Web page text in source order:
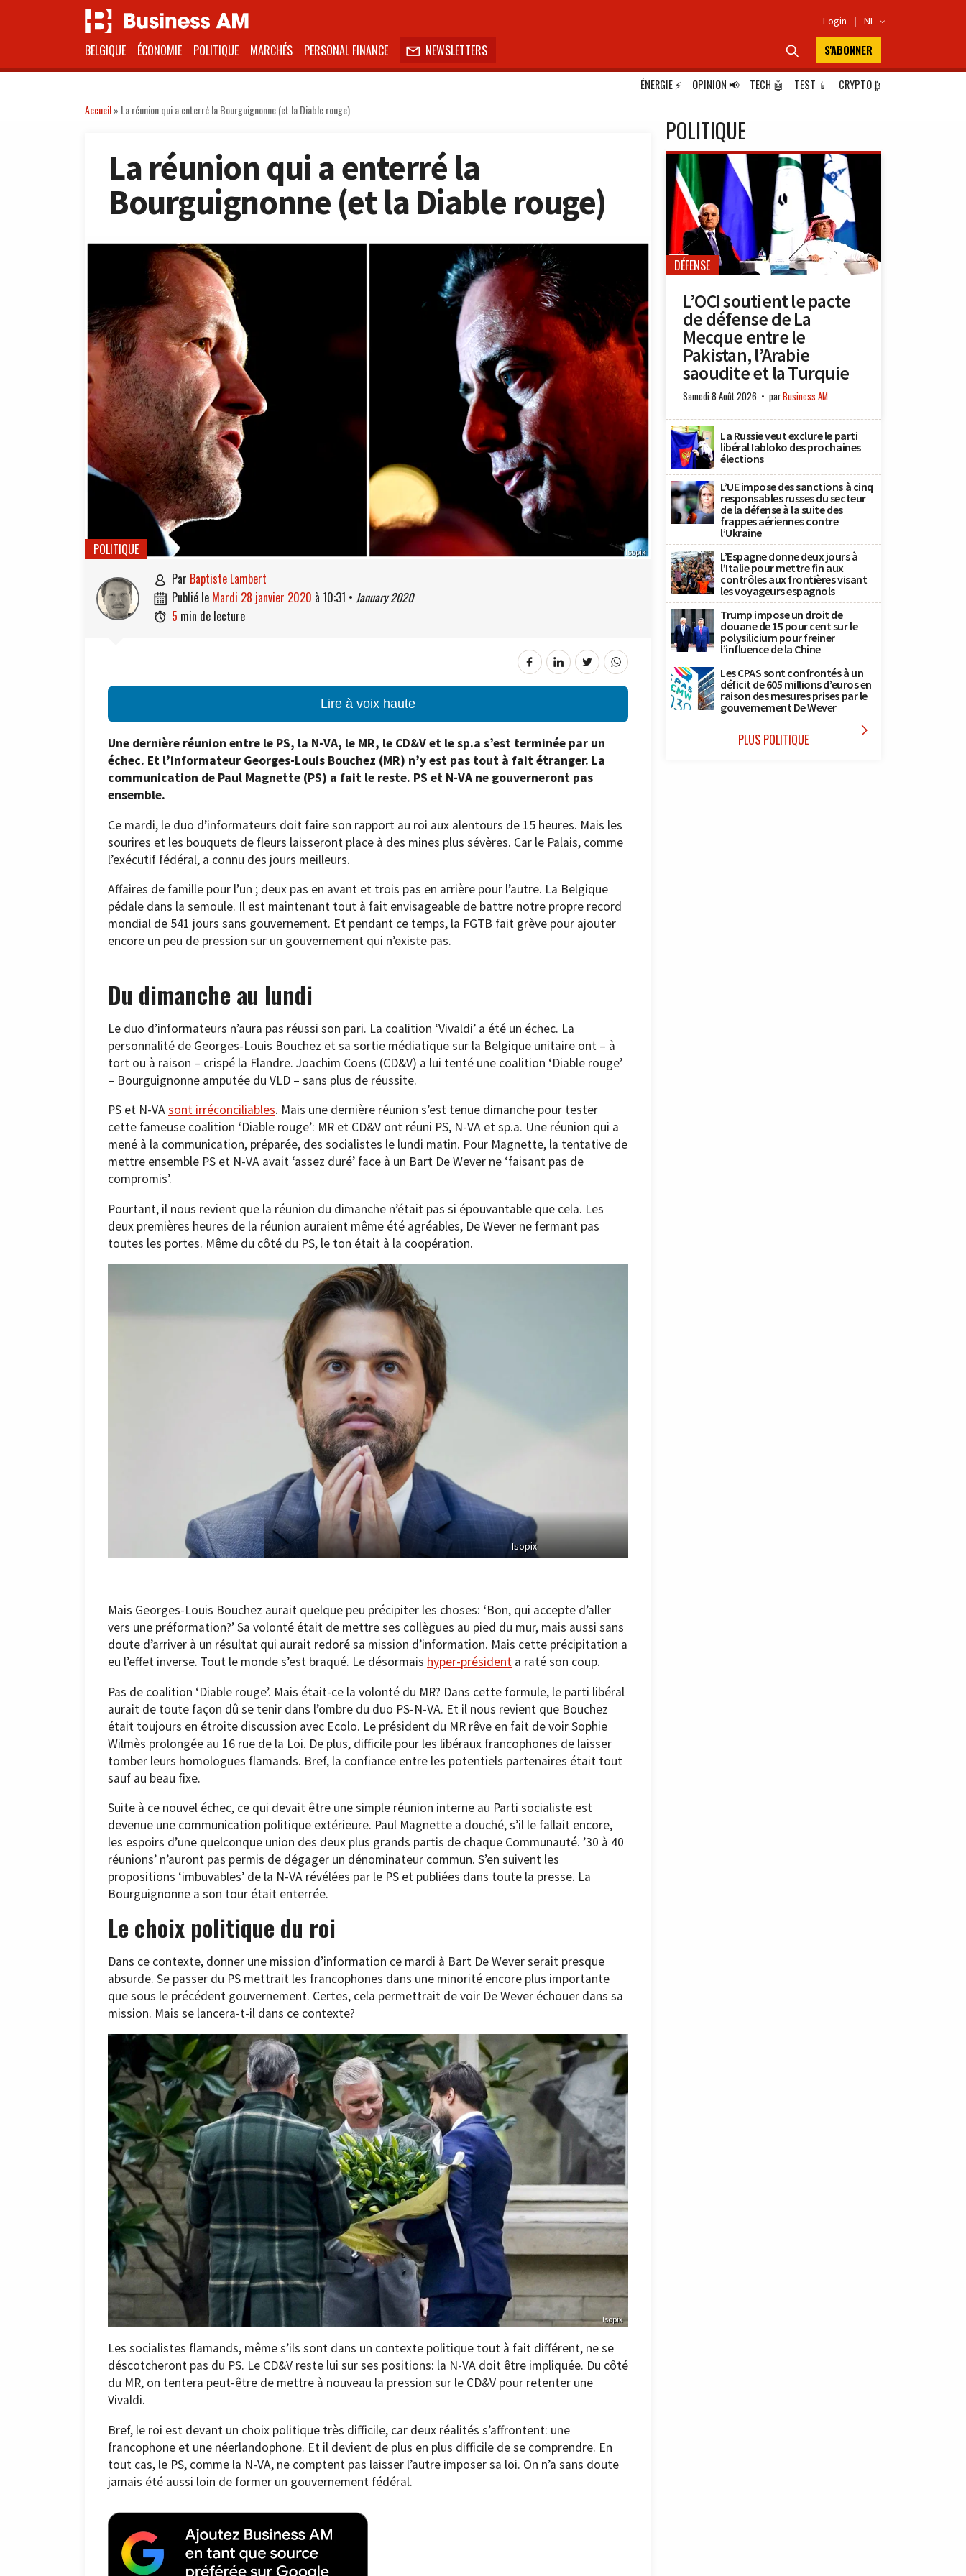
Login | NL 
BELGIQUE ÉCONOMIE POLITIQUE MARCHÉS PERSONAL FINANCE  NEWSLETTERS  S'ABONNER
ÉNERGIE⚡ OPINION📢 TECH 🤖 TEST 📱 CRYPTO₿
Accueil» La réunion qui a enterré la Bourguignonne (et la Diable rouge)
La réunion qui a enterré la
Bourguignonne (et la Diable rouge)
Isopix
POLITIQUE
 par Baptiste Lambert
 publié le mardi 28 janvier 2020 à 10:31 • January 2020
 5 min de lecture
Lire à voix haute
Une dernière réunion entre le PS, la N-VA, le MR, le CD&V et le sp.a s’est terminée par un
échec. Et l’informateur Georges-Louis Bouchez (MR) n’y est pas tout à fait étranger. La
communication de Paul Magnette (PS) a fait le reste. PS et N-VA ne gouverneront pas
ensemble.
Ce mardi, le duo d’informateurs doit faire son rapport au roi aux alentours de 15 heures. Mais les
sourires et les bouquets de fleurs laisseront place à des mines plus sévères. Car le Palais, comme
l’exécutif fédéral, a connu des jours meilleurs.
Affaires de famille pour l’un ; deux pas en avant et trois pas en arrière pour l’autre. La Belgique
pédale dans la semoule. Il est maintenant tout à fait envisageable de battre notre propre record
mondial de 541 jours sans gouvernement. Et pendant ce temps, la FGTB fait grève pour ajouter
encore un peu de pression sur un gouvernement qui n’existe pas.
Du dimanche au lundi
Le duo d’informateurs n’aura pas réussi son pari. La coalition ‘Vivaldi’ a été un échec. La
personnalité de Georges-Louis Bouchez et sa sortie médiatique sur la Belgique unitaire ont – à
tort ou à raison – crispé la Flandre. Joachim Coens (CD&V) a lui tenté une coalition ‘Diable rouge’
– Bourguignonne amputée du VLD – sans plus de réussite.
PS et N-VAsont irréconciliables. Mais une dernière réunion s’est tenue dimanche pour tester
cette fameuse coalition ‘Diable rouge’: MR et CD&V ont réuni PS, N-VA et sp.a. Une réunion qui a
mené à la communication, préparée, des socialistes le lundi matin. Pour Magnette, la tentative de
mettre ensemble PS et N-VA avait ‘assez duré’ face à un Bart De Wever ne ‘faisant pas de
compromis’.
Pourtant, il nous revient que la réunion du dimanche n’était pas si épouvantable que cela. Les
deux premières heures de la réunion auraient même été agréables, De Wever ne fermant pas
toutes les portes. Même du côté du PS, le ton était à la coopération.
Isopix
Mais Georges-Louis Bouchez aurait quelque peu précipiter les choses: ‘Bon, qui accepte d’aller
vers une préformation?’ Sa volonté était de mettre ses collègues au pied du mur, mais aussi sans
doute d’arriver à un résultat qui aurait redoré sa mission d’information. Mais cette précipitation a
eu l’effet inverse. Tout le monde s’est braqué. Le désormais hyper-président a raté son coup.
Pas de coalition ‘Diable rouge’. Mais était-ce la volonté du MR? Dans cette formule, le parti libéral
aurait de toute façon dû se tenir dans l’ombre du duo PS-N-VA. Et il nous revient que Bouchez
était toujours en étroite discussion avec Ecolo. Le président du MR rêve en fait de voir Sophie
Wilmès prolongée au 16 rue de la Loi. De plus, difficile pour les libéraux francophones de laisser
tomber leurs homologues flamands. Bref, la confiance entre les potentiels partenaires était tout
sauf au beau fixe.
Suite à ce nouvel échec, ce qui devait être une simple réunion interne au Parti socialiste est
devenue une communication politique extérieure. Paul Magnette a douché, s’il le fallait encore,
les espoirs d’une quelconque union des deux plus grands partis de chaque Communauté. ’30 à 40
réunions’ n’auront pas permis de dégager un dénominateur commun. S’en suivent les
propositions ‘imbuvables’ de la N-VA révélées par le PS et publiées dans toute la presse. La
Bourguignonne a son tour était enterrée.
Le choix politique du roi
Dans ce contexte, donner une mission d’information ce mardi à Bart De Wever serait presque
absurde. Se passer du PS mettrait les francophones dans une minorité encore plus importante
que sous le précédent gouvernement. Certes, cela permettrait de voir De Wever échouer dans sa
mission. Mais se lancera-t-il dans ce contexte?
Isopix
Les socialistes flamands, même s’ils sont dans un contexte politique tout à fait différent, ne se
déscotcheront pas du PS. Le CD&V reste lui sur ses positions: la N-VA doit être impliquée. Du côté
du MR, on tentera peut-être de mettre à nouveau la pression sur le CD&V pour retenter une
Vivaldi.
Bref, le roi est devant un choix politique très difficile, car deux réalités s’affrontent: une
francophone et une néerlandophone. Et il devient de plus en plus difficile de se comprendre. En
tout cas, le PS, comme la N-VA, ne comptent pas laisser l’autre imposer sa loi. On n’a sans doute
jamais été aussi loin de former un gouvernement fédéral.
POLITIQUE
DÉFENSE
L’OCI soutient le pacte
de défense de La
Mecque entre le
Pakistan, l’Arabie
saoudite et la Turquie
Samedi 8 Août 2026 parBusiness AM
La Russie veut exclure le parti
libéral Iabloko des prochaines
élections
L’UE impose des sanctions à cinq
responsables russes du secteur
de la défense à la suite des
frappes aériennes contre
l’Ukraine
L’Espagne donne deux jours à
l’Italie pour mettre fin aux
contrôles aux frontières visant
les voyageurs espagnols
Trump impose un droit de
douane de 15 pour cent sur le
polysilicium pour freiner
l’influence de la Chine
Les CPAS sont confrontés à un
déficit de 605 millions d’euros en
raison des mesures prises par le
gouvernement De Wever
PLUS POLITIQUE 